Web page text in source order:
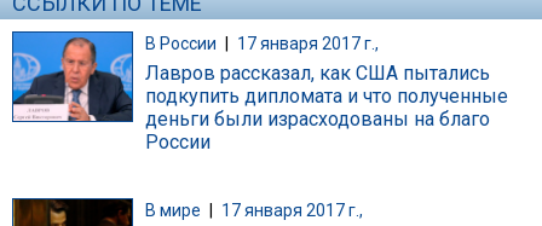
В России | 17 января 2017 г.,
Лавров рассказал, как США пытались
подкупить дипломата и что полученные
деньги были израсходованы на благо
России
В мире 17 января 2017 г.,